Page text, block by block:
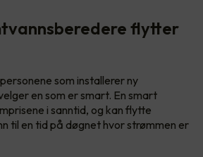
flytter
som installerer ny
en som er smart. En smart
i sanntid, og kan flytte
til en tid på døgnet hvor strømmen er